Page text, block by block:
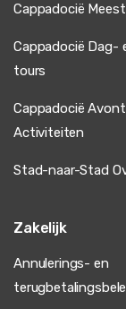
Per
Antalya
Lange rit maar
10 juni 2025
algemeen goed.
Cappadocië
Cappadocië Dag-
tours
Cappadocië
Activiteiten
Stad-naar-Stad
Zakelijk
Annulerings- en